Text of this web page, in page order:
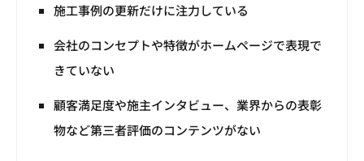
施工事例の更新だけに注力している
会社のコンセプトや特徴がホームページで表現で
きていない
顧客満足度や施主インタビュー、業界からの表彰
物など第三者評価のコンテンツがない